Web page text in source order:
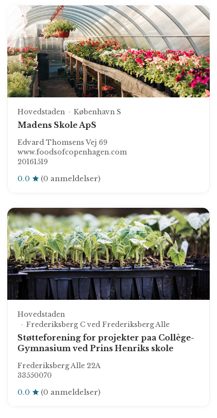
Hovedstaden København S
Madens Skole ApS
Edvard Thomsens Vej 69
www.foodsofcopenhagen.com
20161519
0.0 (0 anmeldelser)
Hovedstaden
Frederiksberg C ved Frederiksberg Alle
Støtteforening for projekter paa Collège-
Gymnasium ved Prins Henriks skole
Frederiksberg Alle 22A
33550070
0.0 (0 anmeldelser)